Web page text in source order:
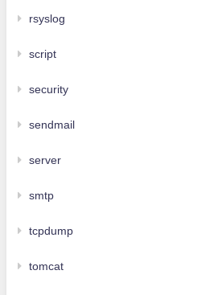
rsyslog
script
security
sendmail
server
smtp
tcpdump
tomcat